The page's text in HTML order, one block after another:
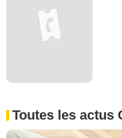
Toutes les actus